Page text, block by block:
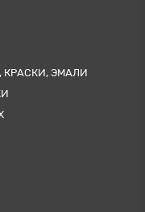
КРАСКИ, ЭМАЛИ